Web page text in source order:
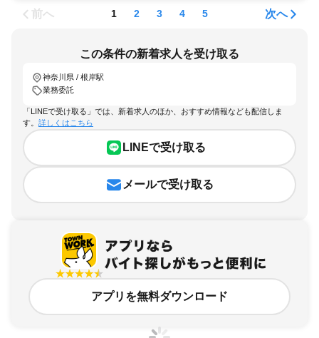
前へ 1 2 3 4 5 次へ
この条件の新着求人を受け取る
神奈川県 / 根岸駅
業務委託
「LINEで受け取る」では、新着求人のほか、おすすめ情報なども配信しま
す。 詳しくはこちら
LINEで受け取る
メールで受け取る
アプリを無料ダウンロード